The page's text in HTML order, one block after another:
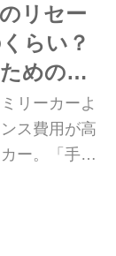
の時代背景
インが採り
振り返るた
んなスポー
意ポイント
スポーツカ
→【スポー
楽天Car車
ちら！ 査定
リセー
らい？
めのメ
？
リーカーよ
ス費用が高
ー。「手放
は「売却し
に充てよ
ールバリュ